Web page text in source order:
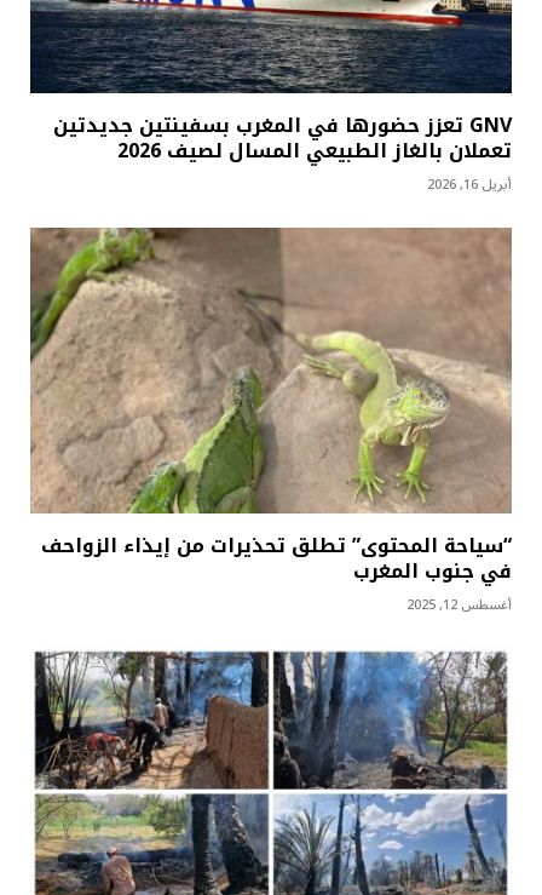
GNV تعزز حضورها في المغرب بسفينتين جديدتين
تعملان بالغاز الطبيعي المسال لصيف 2026
أبريل 16, 2026
“سياحة المحتوى” تطلق تحذيرات من إيذاء الزواحف
في جنوب المغرب
أغسطس 12, 2025